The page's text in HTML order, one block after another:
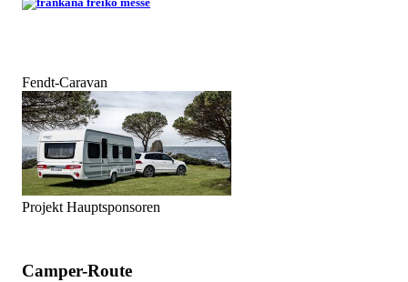
Fendt-Caravan
Projekt Hauptsponsoren
Camper-Route